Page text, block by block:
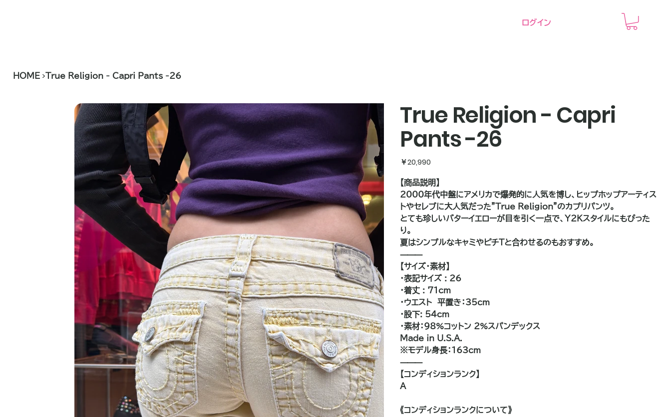
ログイン
HOME >True Religion - Capri Pants -26
True Religion - Capri
Pants -26
価
￥20,990
【商品説明】
2000年代中盤にアメリカで爆発的に人気を博し、ヒップホップアーティス
トやセレブに大人気だった"True Religion"のカプリパンツ。
とても珍しいバターイエローが目を引く一点で、Y2Kスタイルにもぴった
り。
夏はシンプルなキャミやピチTと合わせるのもおすすめ。
⸻
【サイズ・素材】
・表記サイズ : 26
・着丈 : 71cm
・ウエスト 平置き：35cm
・股下: 54cm
・素材：98%コットン 2%スパンデックス
Made in U.S.A.
※モデル身長：163cm
⸻
【コンディションランク】
A
《コンディションランクについて》